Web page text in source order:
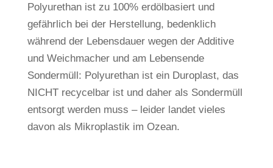
Polyurethan ist zu 100% erdölbasiert und
gefährlich bei der Herstellung, bedenklich
während der Lebensdauer wegen der Additive
und Weichmacher und am Lebensende
Sondermüll: Polyurethan ist ein Duroplast, das
NICHT recycelbar ist und daher als Sondermüll
entsorgt werden muss – leider landet vieles
davon als Mikroplastik im Ozean.